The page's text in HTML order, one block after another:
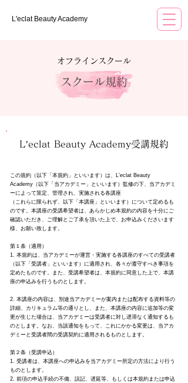
L'eclat Beauty Academy
スクール規約
オフラインスクール
L’eclat Beauty Academy受講規約
この規約（以下「本規約」といいます）は、L’eclat Beauty
Academy（以下「当アカデミー」といいます）監修の下、当アカデミ
ーによって策定、管理され、実施される各講座
（これらに限られず、以下「本講座」といいます）について定めるも
のです。本講座の受講希望者は、あらかじめ本規約の内容を十分にご
確認いただき、ご理解とご了承を頂いた上で、お申込みくださいます
様、お願い致します。
第１条（適用）
1. 本規約は、当アカデミーが運営・実施する各講座のすべての受講者
（以下「受講者」といいます）に適用され、各々が遵守すべき事項を
定めたものです。また、受講希望者は、本規約に同意した上で、本講
座の申込みを行うものとします。
2. 本講座の内容は、別途当アカデミーが案内または配布する資料等の
詳細、カリキュラム等の通りとし、また、本講座の内容に追加等の変
更が生じた場合は、当アカデミーは受講者に対し遅滞なく通知するも
のとします。なお、当該通知をもって、これにかかる変更は、当アカ
デミーと受講者間の受講契約に適用されるものとします。
第２条（受講申込）
1. 受講者は、本講座への申込みを当アカデミー所定の方法により行う
ものとします。
2. 前項の申込手続の不備、誤記、遅延等、もしくは本規約または申込